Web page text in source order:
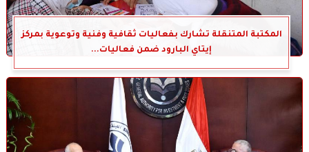
المكتبة المتنقلة تشارك بفعاليات ثقافية وفنية وتوعوية بمركز
إيتاي البارود ضمن فعاليات...